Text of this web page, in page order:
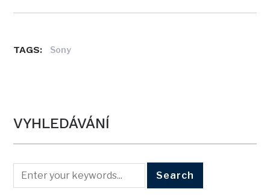
TAGS: Sony
VYHLEDÁVÁNÍ